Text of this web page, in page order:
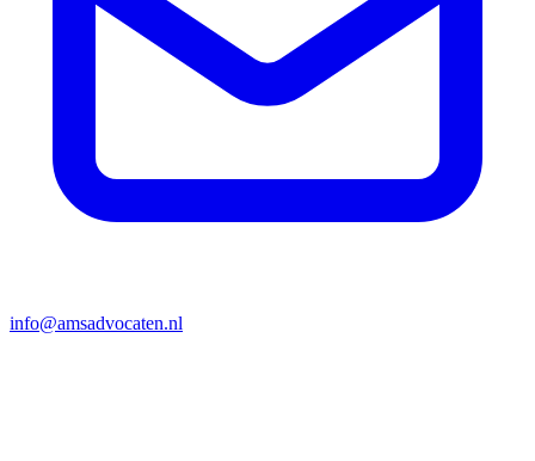
info@amsadvocaten.nl